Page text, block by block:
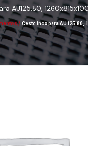
AU125.80,
/ Cesto inox para AU125.80,